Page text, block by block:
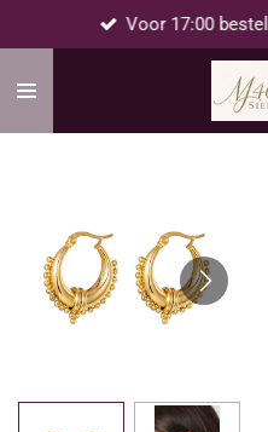
naar
Voor 17:00